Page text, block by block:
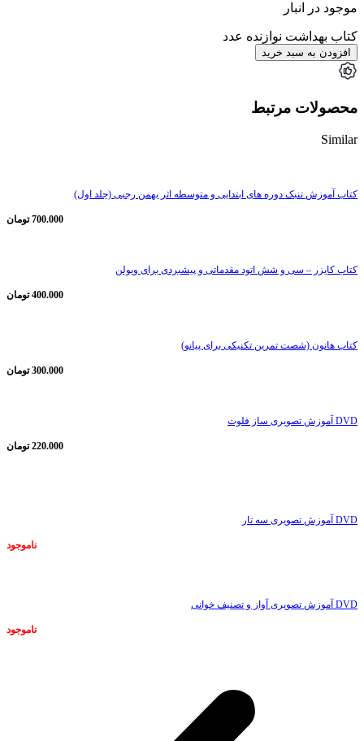
موجود در انبار
کتاب بهداشت نوازنده عدد
افزودن به سبد خرید
محصولات مرتبط
Similar
کتاب آموزش تنبک دوره های ابتدایی و متوسطه اثر بهمن رجبی (جلد اول)
700.000 تومان
کتاب کایزر – سی و شش اتود مقدماتی و پیشبردی برای ویولن
400.000 تومان
کتاب هانون (شصت تمرین تکنیکی برای پیانو)
300.000 تومان
DVD آموزش تصویری ساز فلوت
220.000 تومان
DVD آموزش تصویری سه تار
ناموجود
DVD آموزش تصویری آواز و تصنیف خوانی
ناموجود